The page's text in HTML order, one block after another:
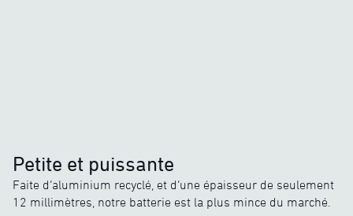
Petite et puissante
Faite d’aluminium recyclé, et d’une épaisseur de seulement
12 millimètres, notre batterie est la plus mince du marché.